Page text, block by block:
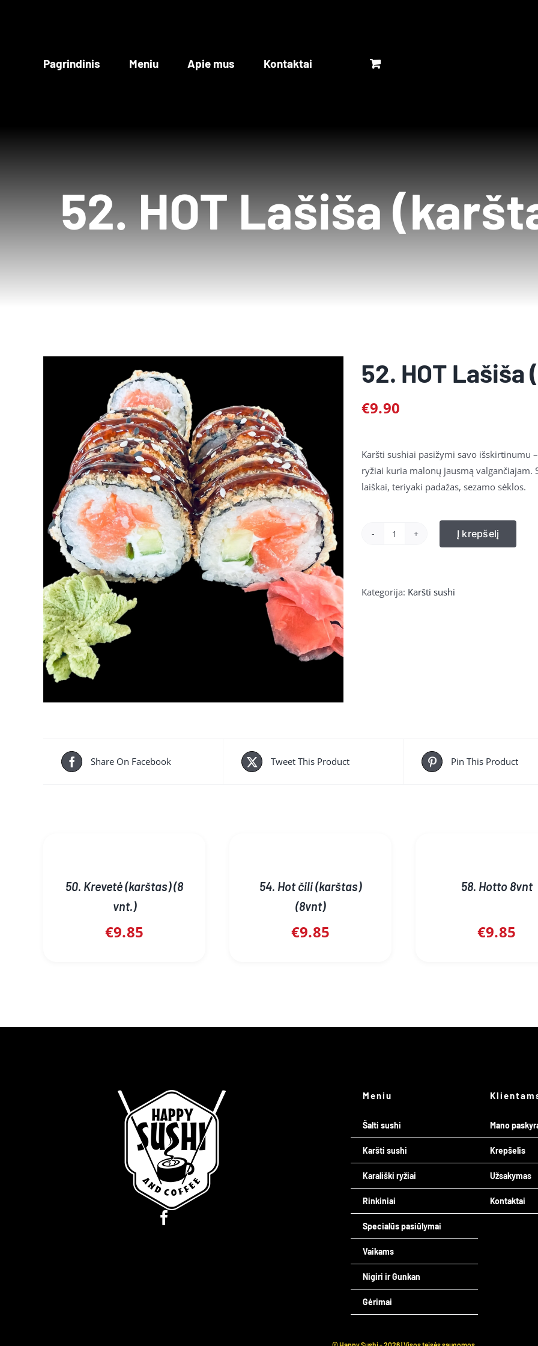
Pagrindinis Meniu Apie mus Kontaktai
52. HOT Lašiša
52. HOT
€9.90
Karšti sushiai pasižymi savo išskirtinumu
ryžiai kuria malonų jausmą valgančiajam.
laiškai, teriyaki padažas, sezamo sėklos.
produkto
HOT
Į krepšelį
Kategorija: Karšti sushi
Share On Facebook Tweet This Product Pin This Product
50. Krevetė (karštas) (8
vnt.)
€9.85
54. Hot čili (karštas)
(8vnt)
€9.85
58. Hotto 8vnt
€9.85
Meniu
Šalti sushi
Karšti sushi
Karališki ryžiai
Rinkiniai
Specialūs pasiūlymai
Vaikams
Nigiri ir Gunkan
Gėrimai
Mano
Krepšelis
Užsakymas
Kontaktai